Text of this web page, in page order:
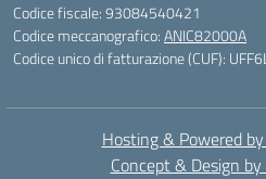
Codice fiscale: 93084540421
Codice meccanografico:ANIC82000A
Codice unico di fatturazione (CUF):
Hosting & Powered
Concept & Design